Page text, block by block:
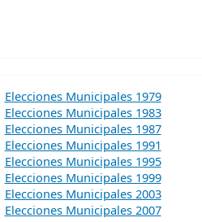
Elecciones Municipales 1979
Elecciones Municipales 1983
Elecciones Municipales 1987
Elecciones Municipales 1991
Elecciones Municipales 1995
Elecciones Municipales 1999
Elecciones Municipales 2003
Elecciones Municipales 2007